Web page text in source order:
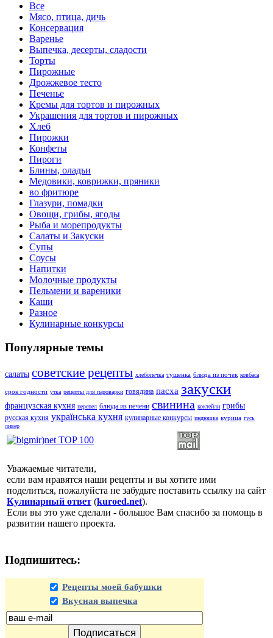
Все
Мясо, птица, дичь
Консервация
Варенье
Выпечка, десерты, сладости
Торты
Пирожные
Дрожжевое тесто
Печенье
Кремы для тортов и пирожных
Украшения для тортов и пирожных
Хлеб
Пирожки
Конфеты
Пироги
Блины, оладьи
Медовики, коврижки, пряники
во фритюре
Глазури, помадки
Овощи, грибы, ягоды
Рыба и морепродукты
Салаты и Закуски
Супы
Соусы
Напитки
Молочные продукты
Пельмени и вареники
Каши
Разное
Кулинарные конкурсы
Популярные темы
салаты советские рецепты хлебопечка тушенка блюда из почек ковбаса
срок годности утка рецепты для пароварки говядина пасха закуски
французская кухня перепел блюда из печени свинина коктейли грибы
русская кухня українська кухня кулинарные конкурсы индюшка курица гусь
ливер
Уважаемые читатели,
если вам нравятся наши рецепты и вы хотите ими
поделиться, пожалуйста не забудьте поставить ссылку на сайт
Кулинарный ответ (kuroed.net).
Если вы это уже сделали - большое Вам спасибо за помощь в
развитии нашего проекта.
Подпишитесь:
Рецепты моей бабушки
Вкусная выпечка